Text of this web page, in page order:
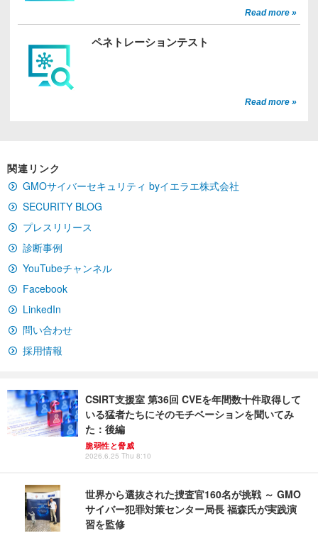
Read more »
ペネトレーションテスト
Read more »
関連リンク
GMOサイバーセキュリティ byイエラエ株式会社
SECURITY BLOG
プレスリリース
診断事例
YouTubeチャンネル
Facebook
LinkedIn
問い合わせ
採用情報
CSIRT支援室 第36回 CVEを年間数十件取得して
いる猛者たちにそのモチベーションを聞いてみ
た：後編
脆弱性と脅威
2026.6.25 Thu 8:10
世界から選抜された捜査官160名が挑戦 ～ GMO
サイバー犯罪対策センター局長 福森氏が実践演
習を監修